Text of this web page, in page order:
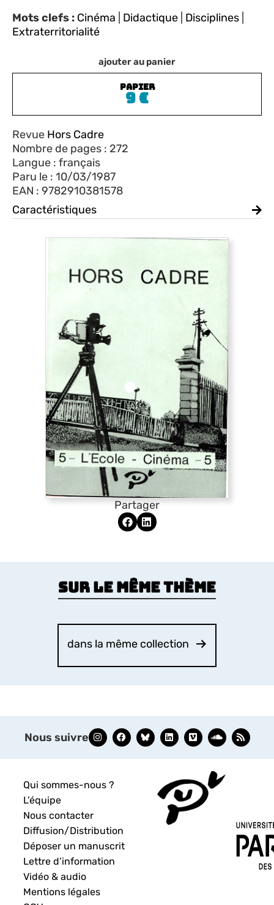
Partager
ajouter au panier
PAPIER
9€
Revue Hors Cadre
Nombre de pages : 272
Langue : français
Paru le : 10/03/1987
EAN : 9782910381578
Caractéristiques
Mots clefs : Cinéma Didactique Disciplines
Extraterritorialité
Sur le même thème
dans la même collection
Nous suivre
Qui sommes-nous ?
L’équipe
Nous contacter
Diffusion/Distribution
Déposer un manuscrit
Lettre d’information
Vidéo & audio
Mentions légales